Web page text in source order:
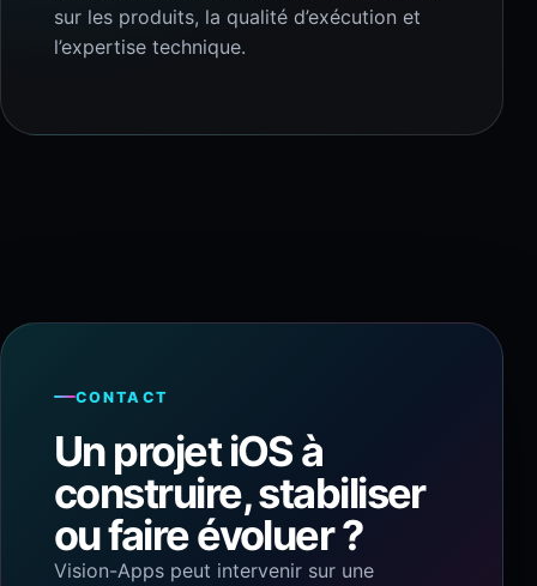
sur les produits, la qualité d’exécution et
l’expertise technique.
CONTACT
Un projet iOS à
construire, stabiliser
ou faire évoluer ?
Vision-Apps peut intervenir sur une